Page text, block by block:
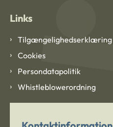
Links
Tilgængelighedserklæring
Cookies
Persondatapolitik
Whistleblowerordning